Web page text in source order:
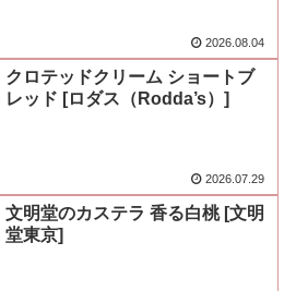
2026.08.04
クロテッドクリーム ショートブ
レッド [ロダス（Rodda’s）]
2026.07.29
文明堂のカステラ 香る白桃 [文明
堂東京]